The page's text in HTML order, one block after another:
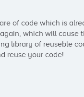
of code which is
which will cause
library of reuseble
reuse your code!